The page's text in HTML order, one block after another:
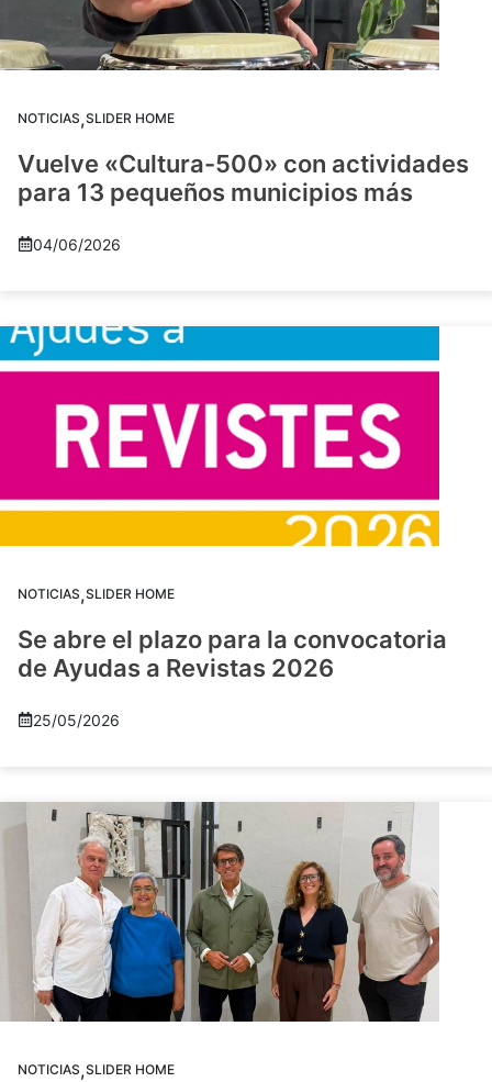
NOTICIAS,SLIDER HOME
Vuelve «Cultura-500» con actividades
para 13 pequeños municipios más
04/06/2026
NOTICIAS,SLIDER HOME
Se abre el plazo para la convocatoria
de Ayudas a Revistas 2026
25/05/2026
NOTICIAS,SLIDER HOME